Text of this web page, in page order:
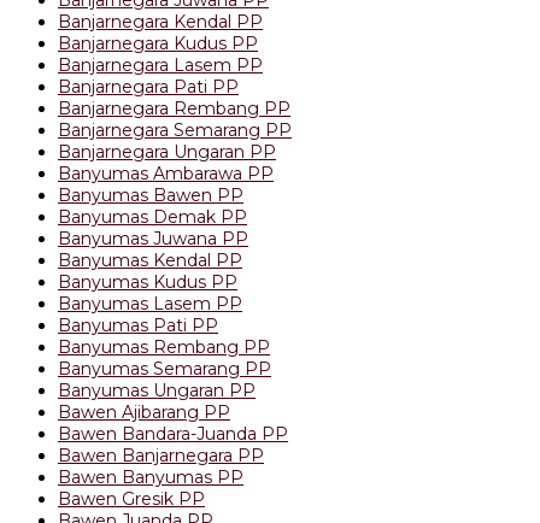
Banjarnegara Kendal PP
Banjarnegara Kudus PP
Banjarnegara Lasem PP
Banjarnegara Pati PP
Banjarnegara Rembang PP
Banjarnegara Semarang PP
Banjarnegara Ungaran PP
Banyumas Ambarawa PP
Banyumas Bawen PP
Banyumas Demak PP
Banyumas Juwana PP
Banyumas Kendal PP
Banyumas Kudus PP
Banyumas Lasem PP
Banyumas Pati PP
Banyumas Rembang PP
Banyumas Semarang PP
Banyumas Ungaran PP
Bawen Ajibarang PP
Bawen Bandara-Juanda PP
Bawen Banjarnegara PP
Bawen Banyumas PP
Bawen Gresik PP